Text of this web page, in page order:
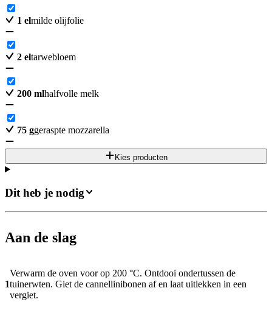
1 elmilde olijfolie
2 eltarwebloem
200 mlhalfvolle melk
75 ggeraspte mozzarella
Kies producten
Dit heb je nodig
Aan de slag
1
Verwarm de oven voor op 200 °C. Ontdooi ondertussen de
tuinerwten. Giet de cannellinibonen af en laat uitlekken in een
vergiet.